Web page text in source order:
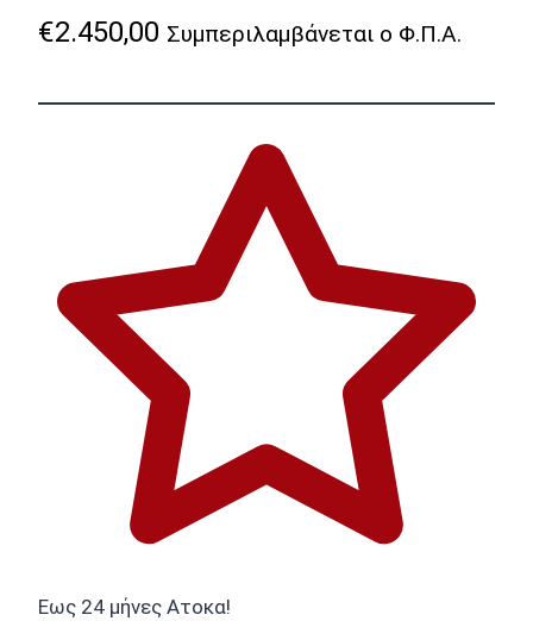
€2.450,00 Συμπεριλαμβάνεται ο Φ.Π.Α.
Εως 24 μήνες Ατοκα!